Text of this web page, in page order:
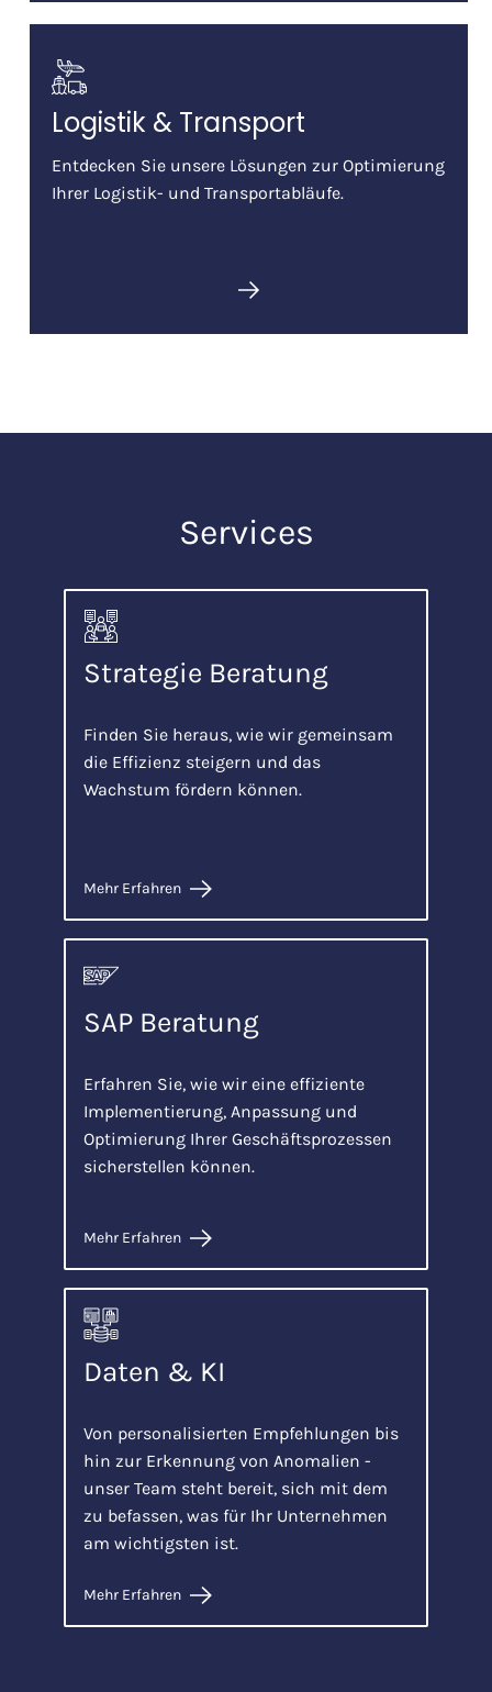
Logistik & Transport
Entdecken Sie unsere Lösungen zur Optimierung
Ihrer Logistik- und Transportabläufe.
Services
Strategie Beratung
Finden Sie heraus, wie wir gemeinsam
die Effizienz steigern und das
Wachstum fördern können.
Mehr Erfahren
SAP Beratung
Erfahren Sie, wie wir eine effiziente
Implementierung, Anpassung und
Optimierung Ihrer Geschäftsprozessen
sicherstellen können.
Mehr Erfahren
Daten & KI
Von personalisierten Empfehlungen bis
hin zur Erkennung von Anomalien -
unser Team steht bereit, sich mit dem
zu befassen, was für Ihr Unternehmen
am wichtigsten ist.
Mehr Erfahren